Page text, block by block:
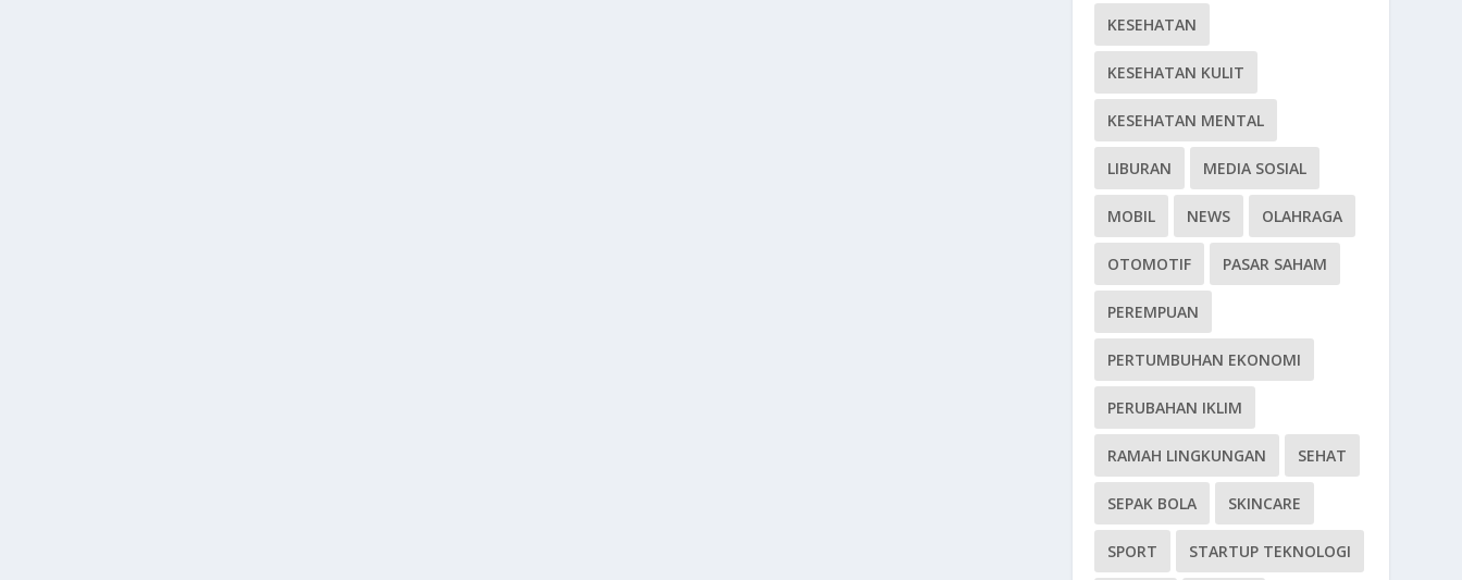
KESEHATAN
KESEHATAN KULIT
KESEHATAN MENTAL
LIBURAN MEDIA SOSIAL
MOBIL NEWS OLAHRAGA
OTOMOTIF PASAR SAHAM
PEREMPUAN
PERTUMBUHAN EKONOMI
PERUBAHAN IKLIM
RAMAH LINGKUNGAN SEHAT
SEPAK BOLA SKINCARE
SPORT STARTUP TEKNOLOGI